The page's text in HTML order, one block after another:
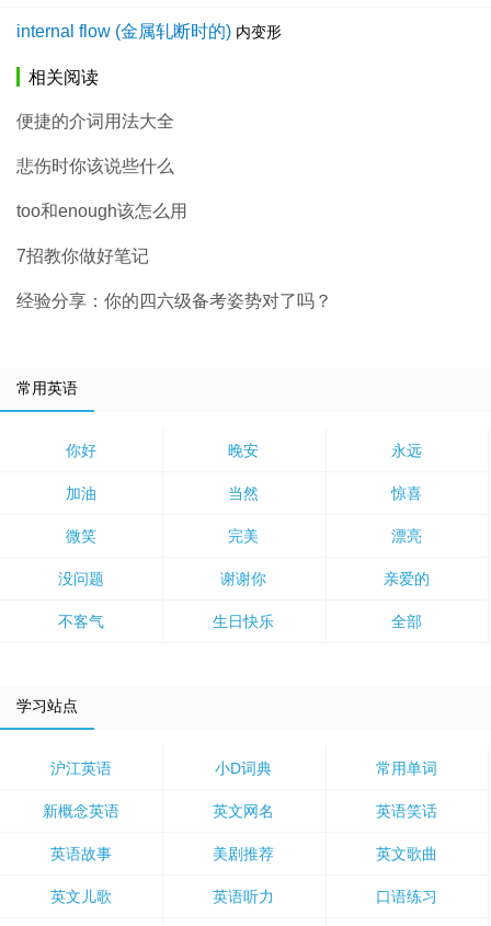
internal flow (金属轧断时的) 内变形
相关阅读
便捷的介词用法大全
悲伤时你该说些什么
too和enough该怎么用
7招教你做好笔记
经验分享：你的四六级备考姿势对了吗？
常用英语
你好 晚安 永远
加油 当然 惊喜
微笑 完美 漂亮
没问题 谢谢你 亲爱的
不客气 生日快乐 全部
学习站点
沪江英语 小D词典 常用单词
新概念英语 英文网名 英语笑话
英语故事 美剧推荐 英文歌曲
英文儿歌 英语听力 口语练习